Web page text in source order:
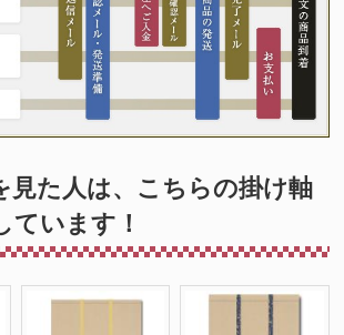
見た人は、こちらの掛け軸
ています！